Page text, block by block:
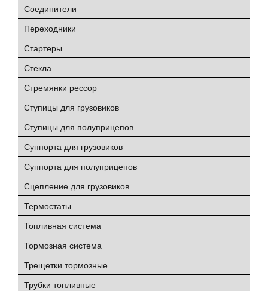
Соединители
Переходники
Стартеры
Стекла
Стремянки рессор
Ступицы для грузовиков
Ступицы для полуприцепов
Суппорта для грузовиков
Суппорта для полуприцепов
Сцепление для грузовиков
Термостаты
Топливная система
Тормозная система
Трещетки тормозные
Трубки топливные